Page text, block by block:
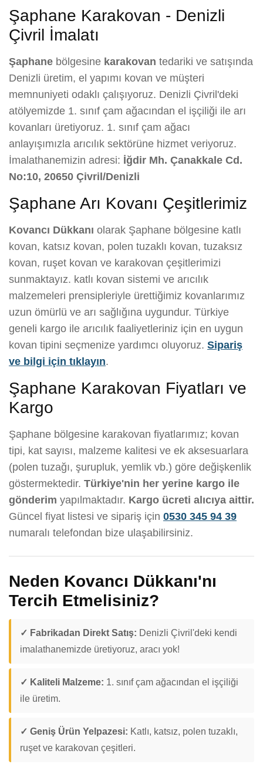
Şaphane Karakovan - Denizli
Çivril İmalatı
Şaphane bölgesine karakovan tedariki ve satışında
Denizli üretim, el yapımı kovan ve müşteri
memnuniyeti odaklı çalışıyoruz. Denizli Çivril'deki
atölyemizde 1. sınıf çam ağacından el işçiliği ile arı
kovanları üretiyoruz. 1. sınıf çam ağacı
anlayışımızla arıcılık sektörüne hizmet veriyoruz.
İmalathanemizin adresi: İğdir Mh. Çanakkale Cd.
No:10, 20650 Çivril/Denizli
Şaphane Arı Kovanı Çeşitlerimiz
Kovancı Dükkanı olarak Şaphane bölgesine katlı
kovan, katsız kovan, polen tuzaklı kovan, tuzaksız
kovan, ruşet kovan ve karakovan çeşitlerimizi
sunmaktayız. katlı kovan sistemi ve arıcılık
malzemeleri prensipleriyle ürettiğimiz kovanlarımız
uzun ömürlü ve arı sağlığına uygundur. Türkiye
geneli kargo ile arıcılık faaliyetleriniz için en uygun
kovan tipini seçmenize yardımcı oluyoruz. Sipariş
ve bilgi için tıklayın.
Şaphane Karakovan Fiyatları ve
Kargo
Şaphane bölgesine karakovan fiyatlarımız; kovan
tipi, kat sayısı, malzeme kalitesi ve ek aksesuarlara
(polen tuzağı, şurupluk, yemlik vb.) göre değişkenlik
göstermektedir. Türkiye'nin her yerine kargo ile
gönderim yapılmaktadır. Kargo ücreti alıcıya aittir.
Güncel fiyat listesi ve sipariş için 0530 345 94 39
numaralı telefondan bize ulaşabilirsiniz.
Neden Kovancı Dükkanı'nı
Tercih Etmelisiniz?
✓ Fabrikadan Direkt Satış: Denizli Çivril'deki kendi
imalathanemizde üretiyoruz, aracı yok!
✓ Kaliteli Malzeme: 1. sınıf çam ağacından el işçiliği
ile üretim.
✓ Geniş Ürün Yelpazesi: Katlı, katsız, polen tuzaklı,
ruşet ve karakovan çeşitleri.